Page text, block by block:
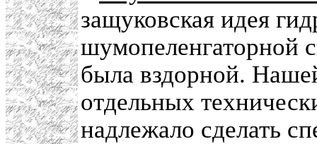
защуковская идея
шумопеленгаторной
была вздорной.
отдельных
надлежало сделать